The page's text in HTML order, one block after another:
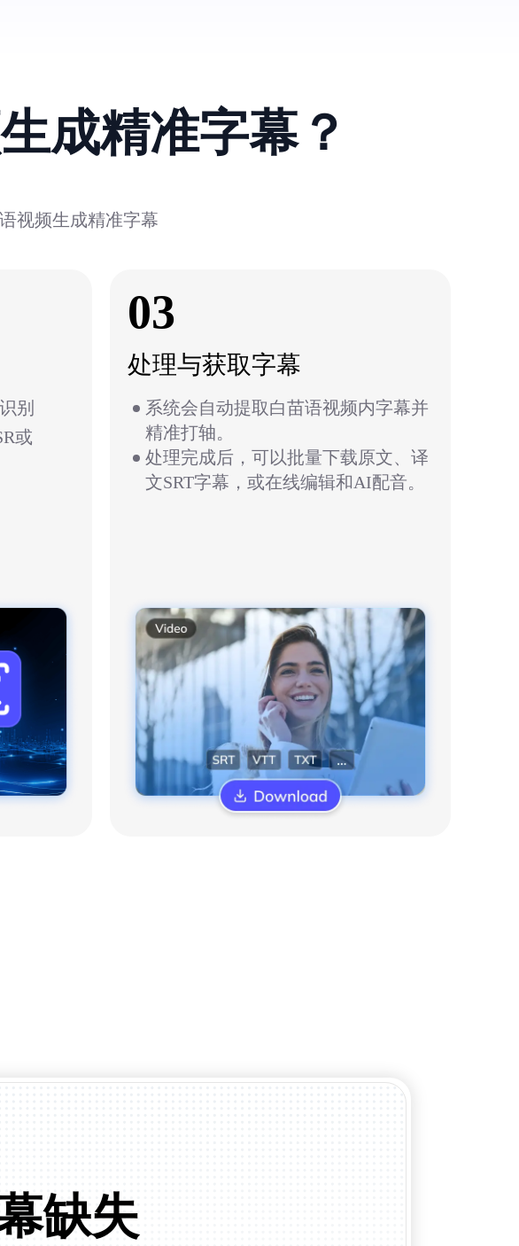
成精准字幕？
视频生成精准字幕
别
或
03
处理与获取字幕
系统会自动提取白苗语视频内字幕并
精准打轴。
处理完成后，可以批量下载原文、译
文SRT字幕，或在线编辑和AI配音。
缺失